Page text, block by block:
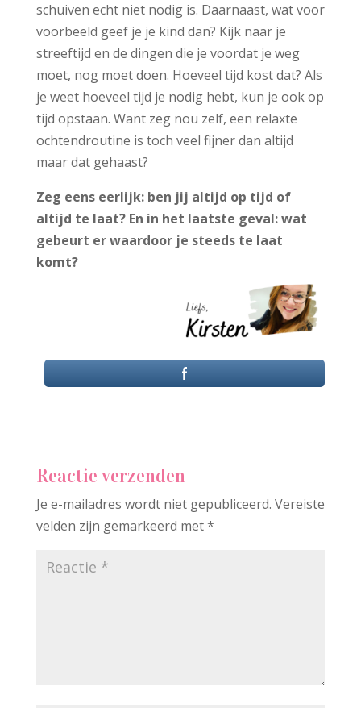
schuiven echt niet nodig is. Daarnaast, wat voor
voorbeeld geef je je kind dan? Kijk naar je
streeftijd en de dingen die je voordat je weg
moet, nog moet doen. Hoeveel tijd kost dat? Als
je weet hoeveel tijd je nodig hebt, kun je ook op
tijd opstaan. Want zeg nou zelf, een relaxte
ochtendroutine is toch veel fijner dan altijd
maar dat gehaast?
Zeg eens eerlijk: ben jij altijd op tijd of
altijd te laat? En in het laatste geval: wat
gebeurt er waardoor je steeds te laat
komt?
Reactie verzenden
Je e-mailadres wordt niet gepubliceerd. Vereiste
velden zijn gemarkeerd met*